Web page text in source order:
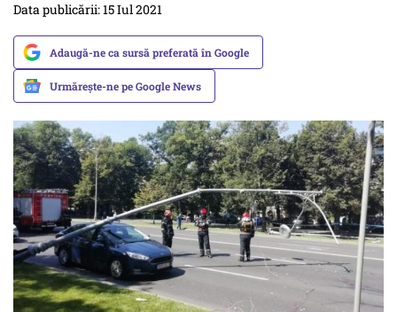
Data publicării: 15 Iul 2021
Adaugă-ne ca sursă preferată în Google
Urmărește-ne pe Google News